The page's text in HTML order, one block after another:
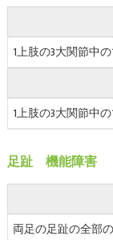
1上肢の3大関節中
1上肢の3大関節中
足趾 機能障害
両足の足趾の全部